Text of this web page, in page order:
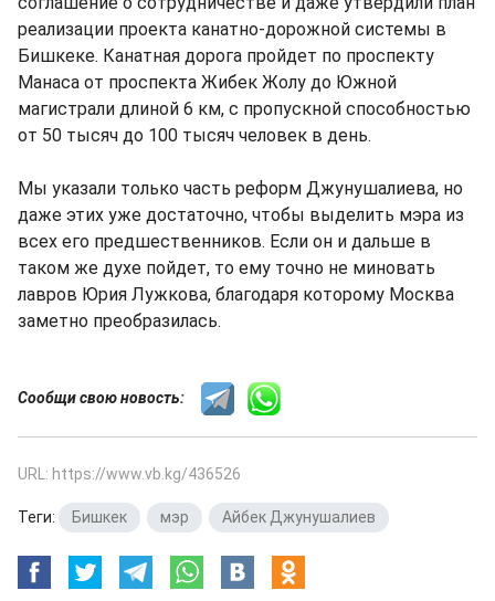
реализации проекта канатно-дорожной системы в
Бишкеке. Канатная дорога пройдет по проспекту
Манаса от проспекта Жибек Жолу до Южной
магистрали длиной 6 км, с пропускной способностью
от 50 тысяч до 100 тысяч человек в день.
Мы указали только часть реформ Джунушалиева, но
даже этих уже достаточно, чтобы выделить мэра из
всех его предшественников. Если он и дальше в
таком же духе пойдет, то ему точно не миновать
лавров Юрия Лужкова, благодаря которому Москва
заметно преобразилась.
Сообщи свою новость:
URL: https://www.vb.kg/436526
Теги: Бишкек мэр Айбек Джунушалиев